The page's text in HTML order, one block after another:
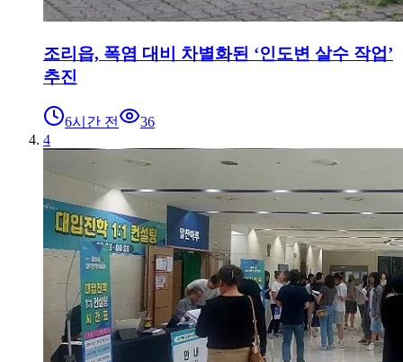
조리읍, 폭염 대비 차별화된 ‘인도변 살수 작업’
추진
6시간 전
36
4